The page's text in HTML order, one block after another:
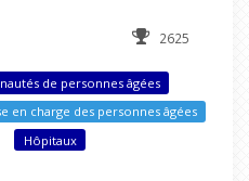
2625
de personnes âgées
en charge des personnes âgées
Hôpitaux